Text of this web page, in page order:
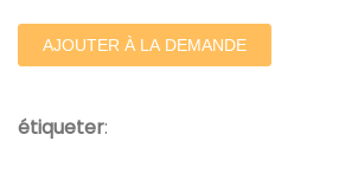
AJOUTER À LA DEMANDE
étiqueter: